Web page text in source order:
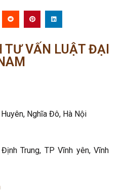
TƯ VẤN LUẬT ĐẠI
Nghĩa Đô, Hà Nội
Trung, TP Vĩnh yên, Vĩnh